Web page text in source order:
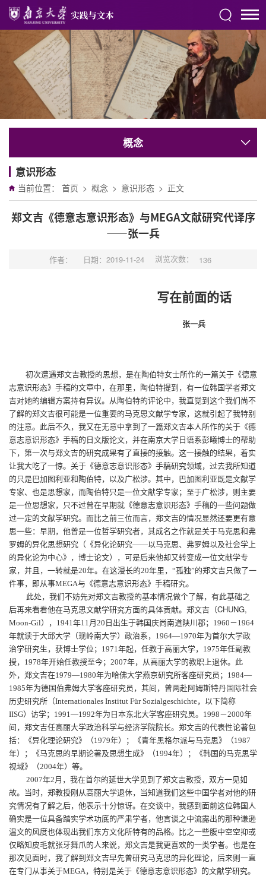
概念
意识形态
当前位置： 首页 > 概念 > 意识形态 > 正文
郑文吉《德意志意识形态》与MEGA文献研究代译序
——张一兵
作者： 日期：2019-11-24 浏览次数： 136
写在前面的话
张一兵
初次遭遇郑文吉教授的思想，是在陶伯特女士所作的一篇关于《德意
志意识形态》手稿的文章中，在那里，陶伯特提到，有一位韩国学者郑文
吉对她的编辑方案持有异议。从陶伯特的评论中，我直觉到这个我们尚不
了解的郑文吉很可能是一位重要的马克思文献学专家，这就引起了我特别
的注意。此后不久，我又在无意中拿到了一篇郑文吉本人所作的关于《德
意志意识形态》手稿的日文版论文，并在南京大学日语系彭曦博士的帮助
下，第一次与郑文吉的研究成果有了直接的接触。这一接触的结果，着实
让我大吃了一惊。关于《德意志意识形态》手稿研究领域，过去我所知道
的只是巴加图利亚和陶伯特，以及广松涉。其中，巴加图利亚既是文献学
专家、也是思想家，而陶伯特只是一位文献学专家；至于广松涉，则主要
是一位思想家，只不过曾在早期就《德意志意识形态》手稿的一些问题做
过一定的文献学研究。而比之前三位而言，郑文吉的情况显然还要更有意
思一些：早期，他曾是一位哲学研究者，其成名之作就是关于马克思和弗
罗姆的异化思想研究（《异化论研究——以马克思、弗罗姆以及社会学上
的异化论为中心》，博士论文），可是后来他却又转变成一位文献学专
家，并且，一转就是20年。在这漫长的20年里，“孤独”的郑文吉只做了一
件事，即从事MEGA与《德意志意识形态》手稿研究。
此处，我们不妨先对郑文吉教授的基本情况做个了解，有此基础之
后再来看看他在马克思文献学研究方面的具体贡献。 郑文吉（CHUNG,
Moon-Gil）， 1941 年11 月20 日出生于韩国庆尚南道陕川郡； 1960－1964
年就读于大邱大学（现岭南大学）政治系， 1964—1970年为首尔大学政
治学研究生，获博士学位； 1 971 年起，任教于高丽大学， 1975年任副教
授， 1978年开始任教授至今； 2007年，从高丽大学的教职上退休。此
外，郑文吉在1979—1980年为哈佛大学燕京研究所客座研究员； 1984—
1985年为德国伯弗姆大学客座研究员，其间，曾两赴阿姆斯特丹国际社会
历史研究所（Internationales Institut Für Sozialgeschichte，以下简称
IISG） 访学； 1991 —1992年为日本东北大学客座研究员。 1998－2000年
间，郑文吉任高丽大学政治科学与经济学院院长。郑文吉的代表性论著包
括：《异化理论研究》（1979年）；《青年黑格尔派与马克思》（1987
年）；《马克思的早期论著及思想生成》（1994年）；《韩国的马克思学
视域》（2004年）等。
2007年2 月，我在首尔的延世大学见到了郑文吉教授，双方一见如
故。当时，郑教授刚从高丽大学退休，当知道我们这些中国学者对他的研
究情况有了解之后，他表示十分惊讶。在交谈中，我感到面前这位韩国人
确实是一位具备踏实学术功底的严肃学者，他言谈之中流露出的那种谦逊
温文的风度也体现出我们东方文化所特有的品格。比之一些腹中空空抑或
仅略知皮毛就张牙舞爪的人来说，郑文吉是我更喜欢的一类学者。也是在
那次见面时，我了解到郑文吉早先曾研究马克思的异化理论，后来则一直
在专门从事关于MEGA ，特别是关于《德意志意识形态》的文献学研究。